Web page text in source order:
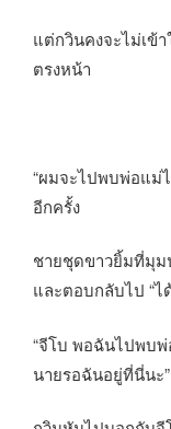
แต่กวินคงจะไม่เข้
ตรงหน้า
“ผมจะไปพบพ่อแม่
อีกครั้ง
ชายชุดขาวยิ้มที่มุม
และตอบกลับไป “ไ
“จีโบ พอฉันไปพบ
นายรอฉันอยู่ที่นี่นะ”